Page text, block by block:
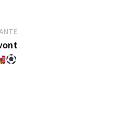
Publication
suivante :